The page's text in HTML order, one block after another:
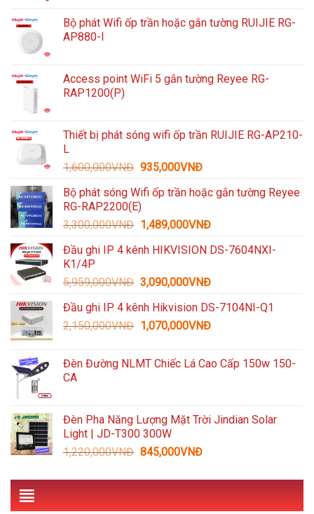
Bộ phát Wifi ốp trần hoặc gắn tường RUIJIE RG-
AP880-I
Access point WiFi 5 gắn tường Reyee RG-
RAP1200(P)
Thiết bị phát sóng wifi ốp trần RUIJIE RG-AP210-
L
1,600,000VNĐ Giá
là:
1,600,000VNĐ.
935,000VNĐGiá
tại
935,000VNĐ.
Bộ phát sóng Wifi ốp trần hoặc gắn tường Reyee
RG-RAP2200(E)
3,300,000VNĐ Giá
là:
1,489,000VNĐGiá
tại
1,489,000VNĐ.
Đầu ghi IP 4 kênh HIKVISION DS-7604NXI-
K1/4P
5,959,000VNĐ Giá
là:
5,959,000VNĐ.
3,090,000VNĐGiá
tại
là:
Đầu ghi IP 4 kênh Hikvision DS-7104NI-Q1
2,150,000VNĐ Giá
2,150,000VNĐ.
1,070,000VNĐGiá
là:
Đèn Đường NLMT Chiếc Lá Cao Cấp 150w 150-
CA
Đèn Pha Năng Lượng Mặt Trời Jindian Solar
Light | JD-T300 300W
1,220,000VNĐ Giá
là:
845,000VNĐGiá
tại
845,000VNĐ.